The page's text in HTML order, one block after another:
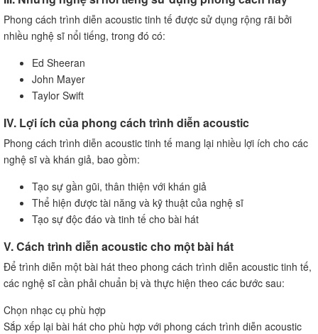
Phong cách trình diễn acoustic tinh tế được sử dụng rộng rãi bởi
nhiều nghệ sĩ nổi tiếng, trong đó có:
Ed Sheeran
John Mayer
Taylor Swift
IV. Lợi ích của phong cách trình diễn acoustic
Phong cách trình diễn acoustic tinh tế mang lại nhiều lợi ích cho các
nghệ sĩ và khán giả, bao gồm:
Tạo sự gần gũi, thân thiện với khán giả
Thể hiện được tài năng và kỹ thuật của nghệ sĩ
Tạo sự độc đáo và tinh tế cho bài hát
V. Cách trình diễn acoustic cho một bài hát
Để trình diễn một bài hát theo phong cách trình diễn acoustic tinh tế,
các nghệ sĩ cần phải chuẩn bị và thực hiện theo các bước sau:
Chọn nhạc cụ phù hợp
Sắp xếp lại bài hát cho phù hợp với phong cách trình diễn acoustic